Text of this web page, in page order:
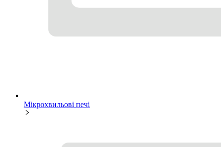
Мікрохвильові печі